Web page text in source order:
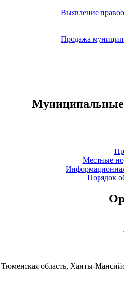
Выявление
Продажа
Муниципальные
Местные
Порядок
Тюменская область, Ханты-